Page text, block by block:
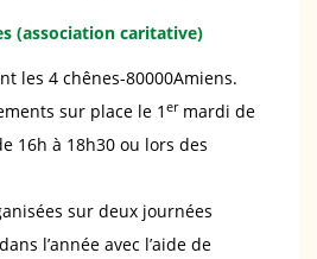
(association caritative)
les 4 chênes-80000Amiens.
sur place le 1 ermardi de
16h à 18h30 ou lors des
sur deux journées
l’année avec l’aide de